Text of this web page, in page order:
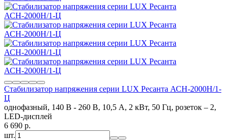
Стабилизатор напряжения серии LUX Ресанта АСН-2000Н/1-
Ц
однофазный, 140 В - 260 В, 10,5 А, 2 кВт, 50 Гц, розеток – 2,
LED-дисплей
6 690 p.
шт.